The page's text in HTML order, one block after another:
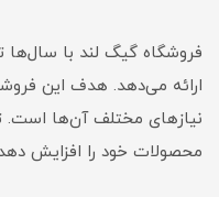
فروشگاه گیگ لند با سال‌ها
ارائه می‌دهد. هدف این
نیازهای مختلف آن‌ها است.
محصولات خود را افزایش